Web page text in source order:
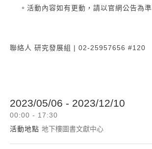
。活動內容如有更動，請以官網公告為準
聯絡人 研究發展組 | 02-25957656 #120
2023/05/06 - 2023/12/10
00:00 - 17:30
活動地點 地下樓圖書文獻中心